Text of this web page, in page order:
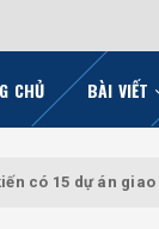
CHỦ BÀI VIẾT
có 15 dự án